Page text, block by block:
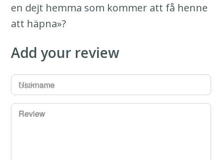
en dejt hemma som kommer att få henne
att häpna»?
Add your review
Username
Review